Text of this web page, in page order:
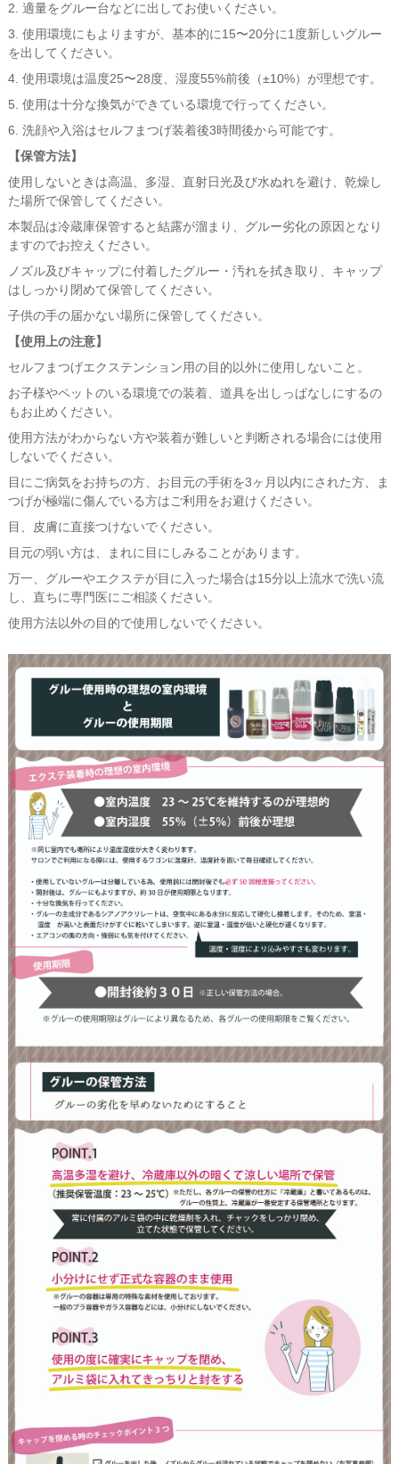
2. 適量をグルー台などに出してお使いください。
3. 使用環境にもよりますが、基本的に15〜20分に1度新しいグルー
を出してください。
4. 使用環境は温度25〜28度、湿度55%前後（±10%）が理想です。
5. 使用は十分な換気ができている環境で行ってください。
6. 洗顔や入浴はセルフまつげ装着後3時間後から可能です。
【保管方法】
使用しないときは高温、多湿、直射日光及び水ぬれを避け、乾燥し
た場所で保管してください。
本製品は冷蔵庫保管すると結露が溜まり、グルー劣化の原因となり
ますのでお控えください。
ノズル及びキャップに付着したグルー・汚れを拭き取り、キャップ
はしっかり閉めて保管してください。
子供の手の届かない場所に保管してください。
【使用上の注意】
セルフまつげエクステンション用の目的以外に使用しないこと。
お子様やペットのいる環境での装着、道具を出しっぱなしにするの
もお止めください。
使用方法がわからない方や装着が難しいと判断される場合には使用
しないでください。
目にご病気をお持ちの方、お目元の手術を3ヶ月以内にされた方、ま
つげが極端に傷んでいる方はご利用をお避けください。
目、皮膚に直接つけないでください。
目元の弱い方は、まれに目にしみることがあります。
万一、グルーやエクステが目に入った場合は15分以上流水で洗い流
し、直ちに専門医にご相談ください。
使用方法以外の目的で使用しないでください。